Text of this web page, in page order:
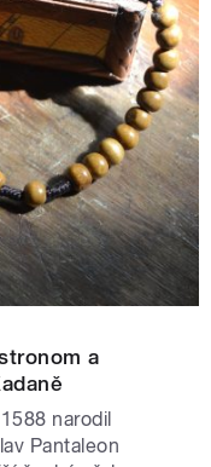
a
narodil
Pantaleon